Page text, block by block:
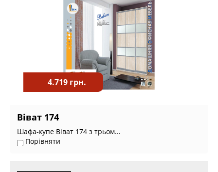
4.719 грн.
Віват 174
Шафа-купе Віват 174 з трьом...
Порівняти